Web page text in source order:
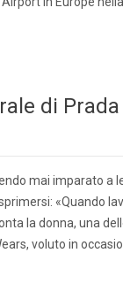
di Prada
mai imparato a
«Quando
la donna, una
voluto in